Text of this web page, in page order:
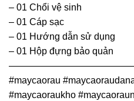
– 01 Chổi vệ sinh
– 01 Cáp sạc
– 01 Hướng dẫn sử dụng
– 01 Hộp đựng bảo quản
#maycaorau
#maycaoraukho